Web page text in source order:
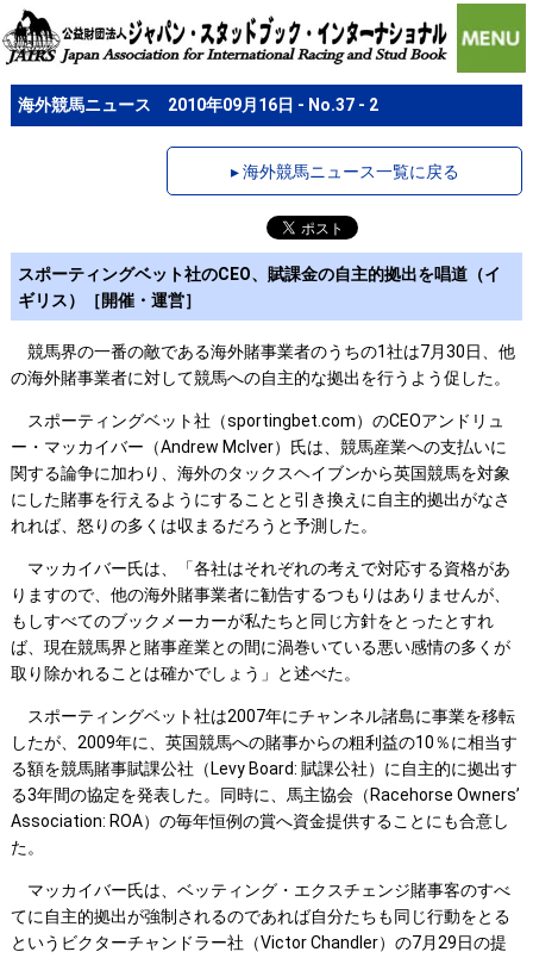
海外競馬ニュース 2010年09月16日 - No.37 - 2
▸ 海外競馬ニュース一覧に戻る
スポーティングベット社のCEO、賦課金の自主的拠出を唱道（イ
ギリス）［開催・運営］
競馬界の一番の敵である海外賭事業者のうちの1社は7月30日、他
の海外賭事業者に対して競馬への自主的な拠出を行うよう促した。
スポーティングベット社（sportingbet.com）のCEOアンドリュ
ー・マッカイバー（Andrew McIver）氏は、競馬産業への支払いに
関する論争に加わり、海外のタックスヘイブンから英国競馬を対象
にした賭事を行えるようにすることと引き換えに自主的拠出がなさ
れれば、怒りの多くは収まるだろうと予測した。
マッカイバー氏は、「各社はそれぞれの考えで対応する資格があ
りますので、他の海外賭事業者に勧告するつもりはありませんが、
もしすべてのブックメーカーが私たちと同じ方針をとったとすれ
ば、現在競馬界と賭事産業との間に渦巻いている悪い感情の多くが
取り除かれることは確かでしょう」と述べた。
スポーティングベット社は2007年にチャンネル諸島に事業を移転
したが、2009年に、英国競馬への賭事からの粗利益の10％に相当す
る額を競馬賭事賦課公社（Levy Board: 賦課公社）に自主的に拠出す
る3年間の協定を発表した。同時に、馬主協会（Racehorse Owners’
Association: ROA）の毎年恒例の賞へ資金提供することにも合意し
た。
マッカイバー氏は、ベッティング・エクスチェンジ賭事客のすべ
てに自主的拠出が強制されるのであれば自分たちも同じ行動をとる
というビクターチャンドラー社（Victor Chandler）の7月29日の提